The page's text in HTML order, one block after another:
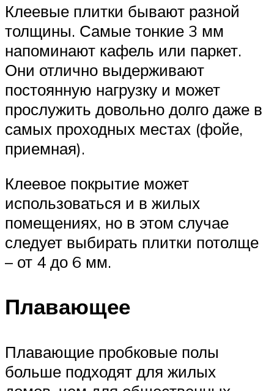
Клеевые плитки бывают разной
толщины. Самые тонкие 3 мм
напоминают кафель или паркет.
Они отлично выдерживают
постоянную нагрузку и может
прослужить довольно долго даже в
самых проходных местах (фойе,
приемная).
Клеевое покрытие может
использоваться и в жилых
помещениях, но в этом случае
следует выбирать плитки потолще
– от 4 до 6 мм.
Плавающее
Плавающие пробковые полы
больше подходят для жилых